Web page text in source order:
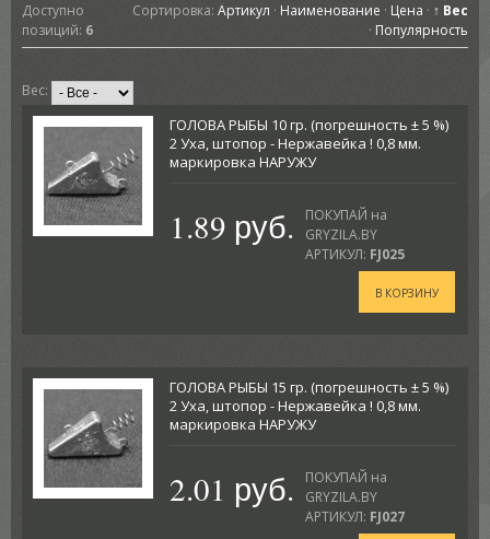
Доступно
позиций: 6
Сортировка: Артикул · Наименование · Цена · ↑ Вес
· Популярность
Вес:
ГОЛОВА РЫБЫ 10 гр. (погрешность ± 5 %)
2 Уха, штопор - Нержавейка ! 0,8 мм.
маркировка НАРУЖУ
1.89 руб.
ПОКУПАЙ на
GRYZILA.BY
АРТИКУЛ: FJ025
В КОРЗИНУ
ГОЛОВА РЫБЫ 15 гр. (погрешность ± 5 %)
2 Уха, штопор - Нержавейка ! 0,8 мм.
маркировка НАРУЖУ
2.01 руб.
ПОКУПАЙ на
GRYZILA.BY
АРТИКУЛ: FJ027